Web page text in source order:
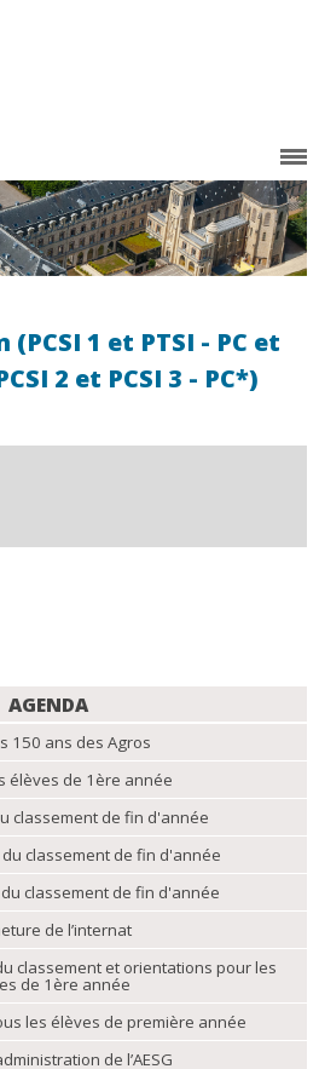
1 et PTSI - PC et
2 et PCSI 3 - PC*)
AGENDA
150 ans des Agros
élèves de 1ère année
classement de fin d'année
classement de fin d'année
classement de fin d'année
de l’internat
classement et orientations pour les
de 1ère année
les élèves de première année
de l’AESG